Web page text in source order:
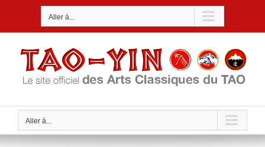
Aller à...
Aller à...